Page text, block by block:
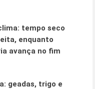
tempo seco
enquanto
avança no fim
geadas, trigo e